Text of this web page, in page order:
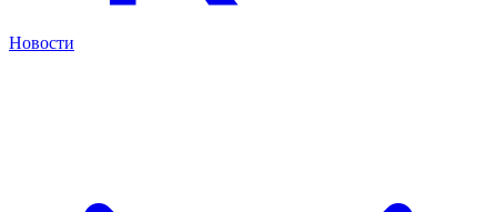
Новости